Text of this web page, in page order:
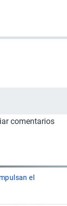
comentarios
el